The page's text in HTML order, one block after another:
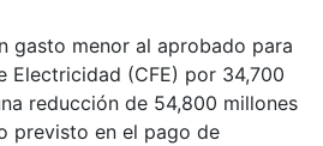
gasto menor al aprobado para
Electricidad (CFE) por 34,700
reducción de 54,800 millones
previsto en el pago de